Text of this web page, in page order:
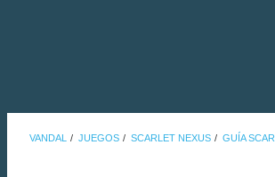
VANDAL JUEGOS SCARLET NEXUS GUÍA